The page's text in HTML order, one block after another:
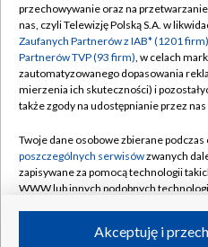
Abonament TVP
Emisja w TVP
Centrum informacji TVP
Naziemna Telewizja
Rada Programowa
System NOS
Informacje o nadawcy
Program dla prasy
Polityka
Moje
przechowywanie oraz na
nas, czyli Telewizję Polską S.A. w
Zaufanych Partnerów z IAB* (1201 firm)
Partnerów TVP (93 firm), w celach
zautomatyzowanego dopasowania
mierzenia ich skuteczności) i
także zgody na udostępnianie przez
Twoje dane osobowe zbierane
poszczególnych serwisówzwanych
zapisywane za pomocą technologii
WWW lub innych podobnych
ruchu w Internecie.Akceptuję i